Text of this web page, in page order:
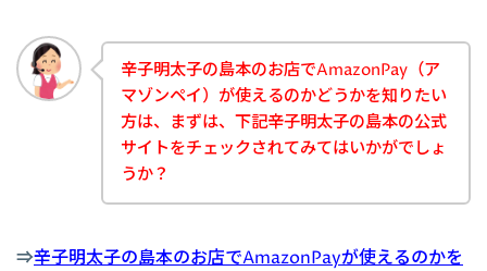
辛子明太子の島本のお店でAmazonPay（ア
マゾンペイ）が使えるのかどうかを知りたい
方は、まずは、下記辛子明太子の島本の公式
サイトをチェックされてみてはいかがでしょ
うか？
⇒辛子明太子の島本のお店でAmazonPayが使えるのかを